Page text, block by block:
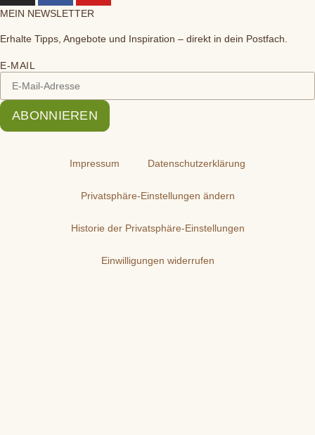
MEIN NEWSLETTER
Erhalte Tipps, Angebote und Inspiration – direkt in dein Postfach.
E-MAIL
ABONNIEREN
Impressum Datenschutzerklärung
Privatsphäre-Einstellungen ändern
Historie der Privatsphäre-Einstellungen
Einwilligungen widerrufen